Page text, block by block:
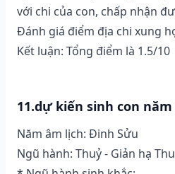
với chi của con, chấp nhận
Đánh giá điểm địa chi xung
Kết luận: Tổng điểm là 1.5/10
11.dự kiến sinh con năm
Năm âm lịch: Đinh Sửu
Ngũ hành: Thuỷ - Giản hạ